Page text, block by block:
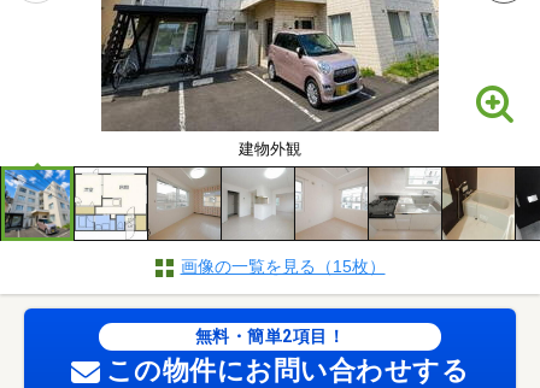
建物外観
画像の一覧を見る（15枚）
無料・簡単2項目！
この物件にお問い合わせする